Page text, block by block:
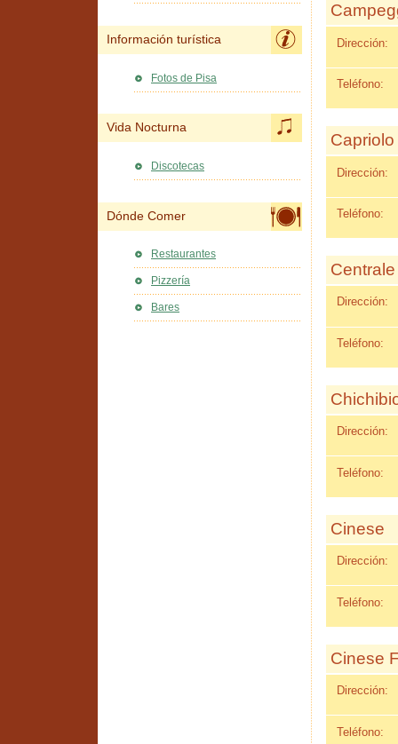
Dirección:
Teléfono:
Capriolo
Dirección:
Teléfono:
Dirección:
Teléfono:
Dirección:
Teléfono:
Cinese
Dirección:
Teléfono:
Cinese
Dirección:
Teléfono:
Información turística
Fotos de Pisa
Vida Nocturna
Discotecas
Dónde Comer
Restaurantes
Pizzería
Bares